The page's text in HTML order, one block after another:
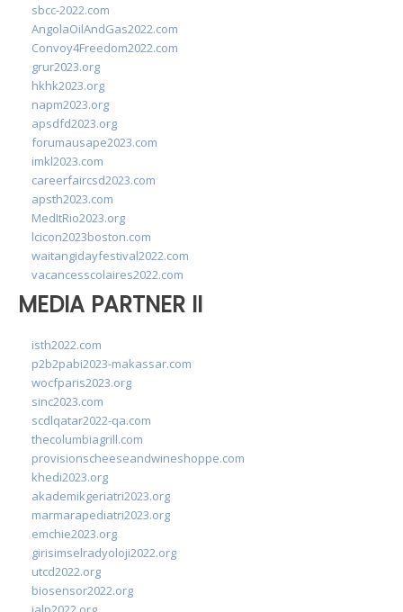
sbcc-2022.com
AngolaOilAndGas2022.com
Convoy4Freedom2022.com
grur2023.org
hkhk2023.org
napm2023.org
apsdfd2023.org
forumausape2023.com
imkl2023.com
careerfaircsd2023.com
apsth2023.com
MedItRio2023.org
lcicon2023boston.com
waitangidayfestival2022.com
vacancesscolaires2022.com
MEDIA PARTNER II
isth2022.com
p2b2pabi2023-makassar.com
wocfparis2023.org
sinc2023.com
scdlqatar2022-qa.com
thecolumbiagrill.com
provisionscheeseandwineshoppe.com
khedi2023.org
akademikgeriatri2023.org
marmarapediatri2023.org
emchie2023.org
girisimselradyoloji2022.org
utcd2022.org
biosensor2022.org